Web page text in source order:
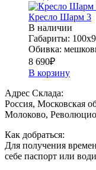
Кресло Шарм 3
В наличии
Габариты:
Обивка:
8 690₽
В корзину
Адрес Склада:
Россия, Московская
Молоково,
Как добраться:
Для получения
себе паспорт или